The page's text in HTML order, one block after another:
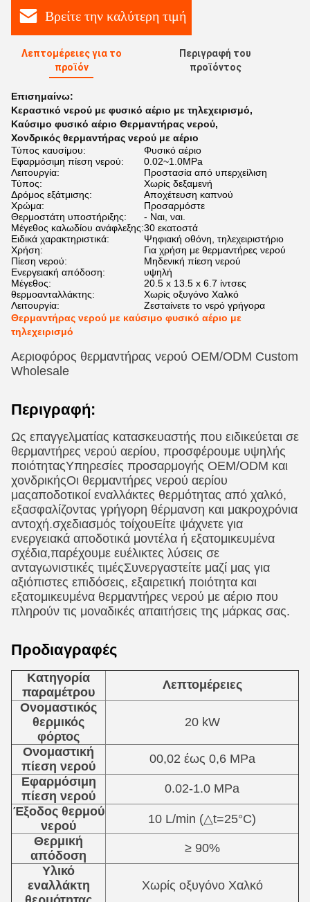
Βρείτε την καλύτερη τιμή
Λεπτομέρειες για το
προϊόν
Περιγραφή του
προϊόντος
Επισημαίνω:
Κεραστικό νερού με φυσικό αέριο με τηλεχειρισμό,
Καύσιμο φυσικό αέριο Θερμαντήρας νερού,
Χονδρικός θερμαντήρας νερού με αέριο
Τύπος καυσίμου:
Φυσικό αέριο
Εφαρμόσιμη πίεση νερού:
0.02~1.0MPa
Λειτουργία:
Προστασία από υπερχείλιση
Τύπος:
Χωρίς δεξαμενή
Δρόμος εξάτμισης:
Αποχέτευση καπνού
Χρώμα:
Προσαρμόστε
Θερμοστάτη υποστήριξης:
- Ναι, ναι.
Μέγεθος καλωδίου ανάφλεξης:30 εκατοστά
Ειδικά χαρακτηριστικά:
Ψηφιακή οθόνη, τηλεχειριστήριο
Χρήση:
Για χρήση με θερμαντήρες νερού
Πίεση νερού:
Μηδενική πίεση νερού
Ενεργειακή απόδοση:
υψηλή
Μέγεθος:
20.5 x 13.5 x 6.7 ίντσες
θερμοανταλλάκτης:
Χωρίς οξυγόνο Χαλκό
Λειτουργία:
Ζεσταίνετε το νερό γρήγορα
Θερμαντήρας νερού με καύσιμο φυσικό αέριο με
τηλεχειρισμό
Αεριοφόρος θερμαντήρας νερού OEM/ODM Custom
Wholesale
Περιγραφή:
Ως επαγγελματίας κατασκευαστής που ειδικεύεται σε
θερμαντήρες νερού αερίου, προσφέρουμε υψηλής
ποιότηταςΥπηρεσίες προσαρμογής OEM/ODM και
χονδρικήςΟι θερμαντήρες νερού αερίου
μαςαποδοτικοί εναλλάκτες θερμότητας από χαλκό,
εξασφαλίζοντας γρήγορη θέρμανση και μακροχρόνια
αντοχή.σχεδιασμός τοίχουΕίτε ψάχνετε για
ενεργειακά αποδοτικά μοντέλα ή εξατομικευμένα
σχέδια,παρέχουμε ευέλικτες λύσεις σε
ανταγωνιστικές τιμέςΣυνεργαστείτε μαζί μας για
αξιόπιστες επιδόσεις, εξαιρετική ποιότητα και
εξατομικευμένα θερμαντήρες νερού με αέριο που
πληρούν τις μοναδικές απαιτήσεις της μάρκας σας.
Προδιαγραφές
Κατηγορία
παραμέτρου
Λεπτομέρειες
Ονομαστικός
θερμικός
φόρτος
20 kW
Ονομαστική
πίεση νερού
00,02 έως 0,6 MPa
Εφαρμόσιμη
πίεση νερού
0.02-1.0 MPa
Έξοδος θερμού
νερού
10 L/min (△t=25°C)
Θερμική
απόδοση
≥ 90%
Υλικό
εναλλάκτη
Χωρίς οξυγόνο Χαλκό